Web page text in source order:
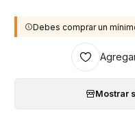
Debes comprar un
Mostrar